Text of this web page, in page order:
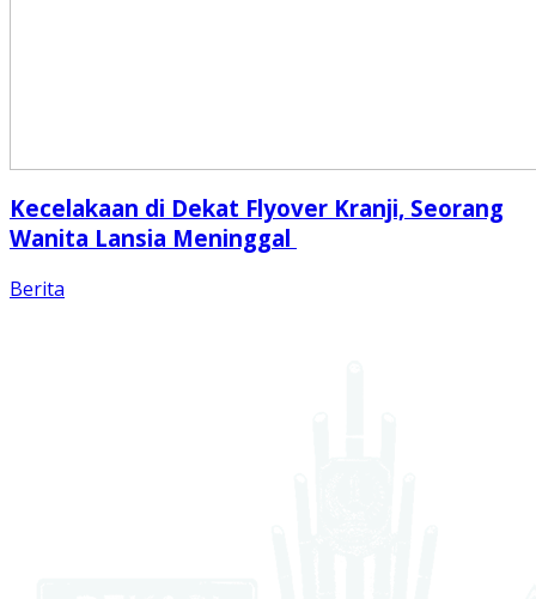
Kecelakaan di Dekat Flyover Kranji, Seorang
Wanita Lansia Meninggal
Berita